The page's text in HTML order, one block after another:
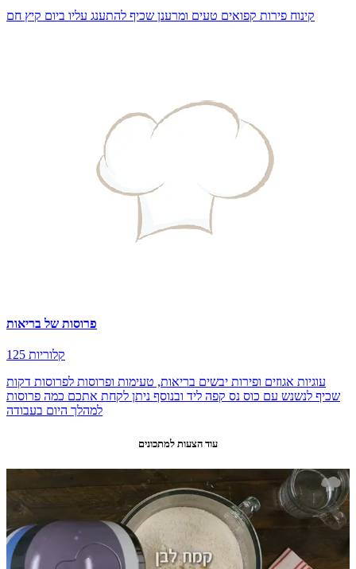
קינוח פירות קפואים טעים ומרענן שכיף להתענג עליו ביום קיץ חם
פרוסות של בריאות
125 קלוריות
עוגיות אגוזים ופירות יבשים בריאות, טעימות ופרוסות לפרוסות דקות
שכיף לנשנש עם כוס נס קפה ליד ובנוסף ניתן לקחת אתכם כמה פרוסות
למהלך היום בעבודה
עוד הצעות למתכונים